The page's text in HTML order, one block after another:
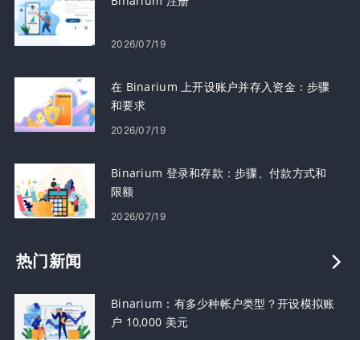
2026/07/19
在 Binarium 上开设账户并存入资金：步骤
和要求
2026/07/19
Binarium 登录和存款：步骤、付款方式和
限额
2026/07/19
热门新闻
Binarium：有多少种帐户类型？开设模拟账
户 10,000 美元